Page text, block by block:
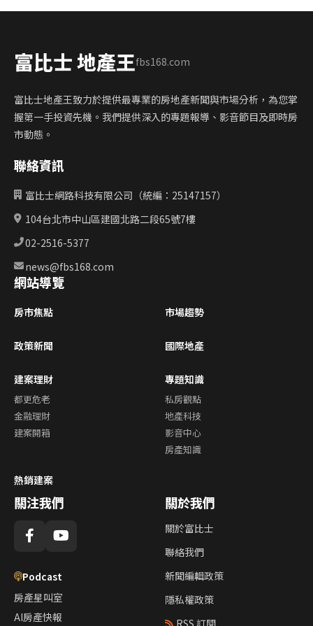
富比士 地產王fbs168.com
富比士地產王致力於提供最專業的房地產新聞與市場分析，為您掌
握第一手投資先機。我們提供深入的專題報導、影音節目及即時房
市動態。
聯絡資訊
富比士網路科技有限公司（統編：25147157）
104台北市中山區建國北路二段65號7樓
02-2516-5377
news@fbs168.com
網站導覽
房市焦點 市場趨勢
政策新聞 國際地產
建案理財
都更危老
金融理財
建案開箱
專題知識
私房觀點
地產科技
影音中心
房產知識
熱銷建案
關注我們
Podcast
房產星叫室
AI房產快報
關於我們
關於富比士
聯絡我們
新聞編輯政策
隱私權政策
RSS 訂閱